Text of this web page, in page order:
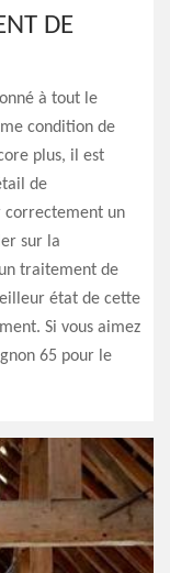
DE
à tout le
condition de
plus, il est
de
correctement un
sur la
traitement de
état de cette
Si vous aimez
65 pour le